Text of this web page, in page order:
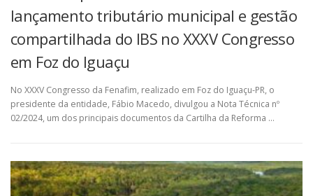
lançamento tributário municipal e gestão
compartilhada do IBS no XXXV Congresso
em Foz do Iguaçu
No XXXV Congresso da Fenafim, realizado em Foz do Iguaçu-PR, o
presidente da entidade, Fábio Macedo, divulgou a Nota Técnica nº
02/2024, um dos principais documentos da Cartilha da Reforma …